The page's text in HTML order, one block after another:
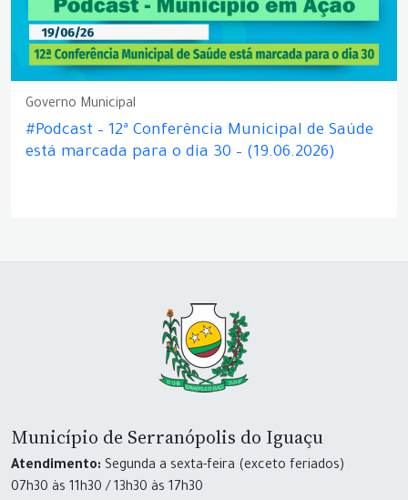
Governo Municipal
#Podcast – 12ª Conferência Municipal de Saúde
está marcada para o dia 30 – (19.06.2026)
Município de Serranópolis do Iguaçu
Atendimento: Segunda a sexta-feira (exceto feriados)
07h30 às 11h30 / 13h30 às 17h30